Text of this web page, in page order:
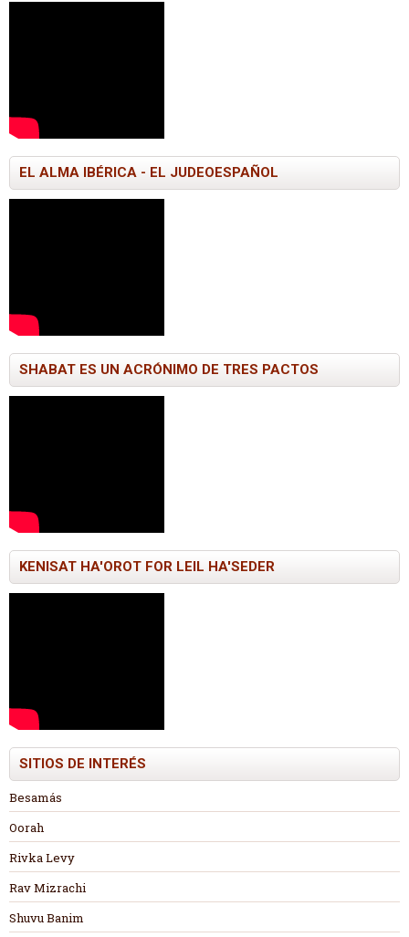
EL ALMA IBÉRICA - EL JUDEOESPAÑOL
SHABAT ES UN ACRÓNIMO DE TRES PACTOS
KENISAT HA'OROT FOR LEIL HA'SEDER
SITIOS DE INTERÉS
Besamás
Oorah
Rivka Levy
Rav Mizrachi
Shuvu Banim